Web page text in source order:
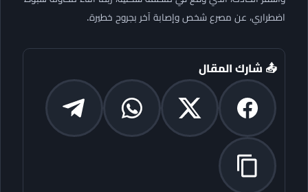
اضطراري، عن مصرع شخص وإصابة آخر بجروح خطيرة.
📤 شارك المقال